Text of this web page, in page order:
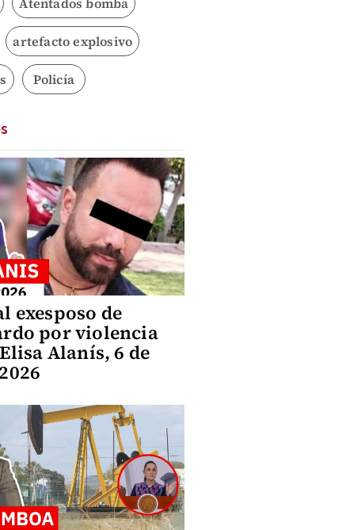
artefacto explosivo
Policía
exesposo de
por violencia
Alanís, 6 de